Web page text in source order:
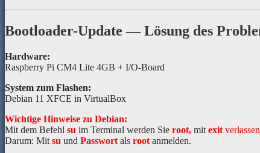
Bootloader-Update — Lösung des
Hardware:
Raspberry Pi CM4 Lite 4GB + I/O-Board
System zum Flashen:
Debian 11 XFCE in VirtualBox
Wichtige Hinweise zu Debian:
Mit dem Befehl su im Terminal werden Sie root, mit exit
Darum: Mit su und Passwort als root anmelden.